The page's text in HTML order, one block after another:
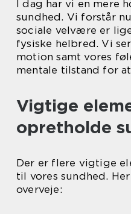
I dag har vi en mere
sundhed. Vi forstår
sociale velvære er
fysiske helbred. Vi
motion samt vores
mentale tilstand for
Vigtige
opretholde
Der er flere vigtige
til vores sundhed.
overveje: